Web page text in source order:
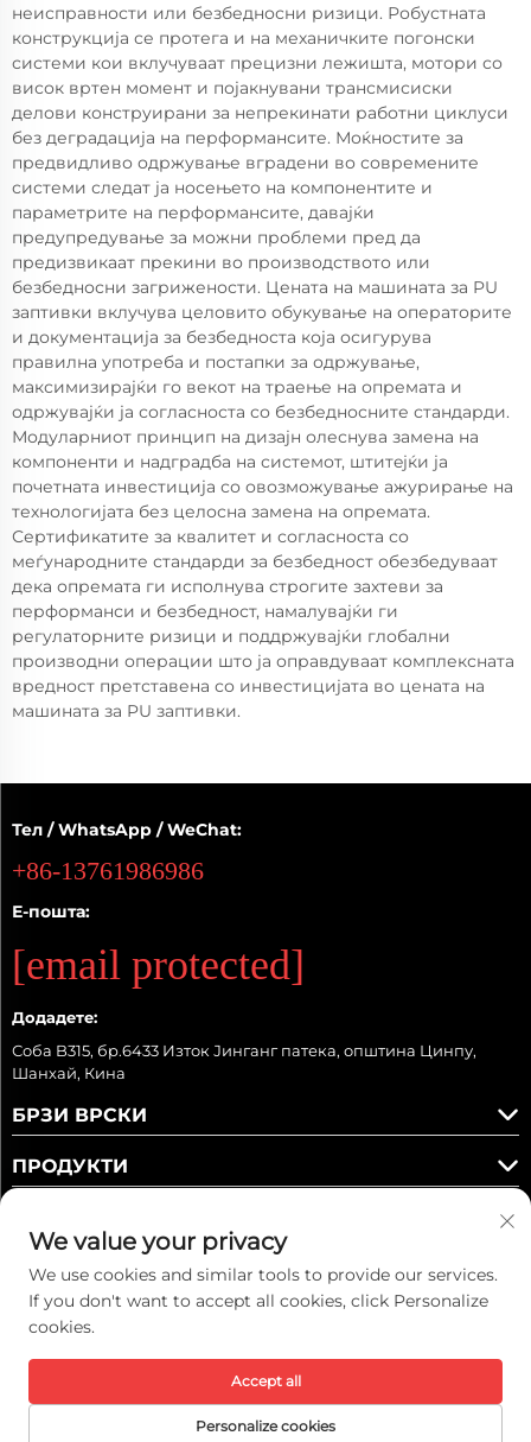
неисправности или безбедносни ризици. Робустната
конструкција се протега и на механичките погонски
системи кои вклучуваат прецизни лежишта, мотори со
висок вртен момент и појакнувани трансмисиски
делови конструирани за непрекинати работни циклуси
без деградација на перформансите. Моќностите за
предвидливо одржување вградени во современите
системи следат ја носењето на компонентите и
параметрите на перформансите, давајќи
предупредување за можни проблеми пред да
предизвикаат прекини во производството или
безбедносни загрижености. Цената на машината за PU
заптивки вклучува целовито обукување на операторите
и документација за безбедноста која осигурува
правилна употреба и постапки за одржување,
максимизирајќи го векот на траење на опремата и
одржувајќи ја согласноста со безбедносните стандарди.
Модуларниот принцип на дизајн олеснува замена на
компоненти и надградба на системот, штитejќи ја
почетната инвестиција со овозможување ажурирање на
технологијата без целосна замена на опремата.
Сертификатите за квалитет и согласноста со
меѓународните стандарди за безбедност обезбедуваат
дека опремата ги исполнува строгите захтеви за
перформанси и безбедност, намалувајќи ги
регулаторните ризици и поддржувајќи глобални
производни операции што ја оправдуваат комплексната
вредност претставена со инвестицијата во цената на
машината за PU заптивки.
Тел / WhatsApp / WeChat:
+86-13761986986
Е-пошта:
[email protected]
Додадете:
Соба B315, бр.6433 Изток Јинганг патека, општина Цинпу,
Шанхай, Кина
БРЗИ ВРСКИ
ПРОДУКТИ
Следете ни
Ауторско право © 2025 Kaiwei Intelligent Technology (Shanghai) Co.,
Ltd. Сите права се задржани. -Правила за приватност
We value your privacy
We use cookies and similar tools to provide our services.
If you don't want to accept all cookies, click Personalize
cookies.
Personalize cookies
Accept all